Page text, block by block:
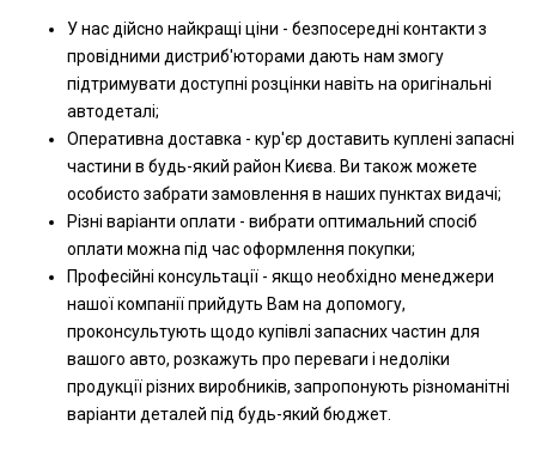
У нас дійсно найкращі ціни - безпосередні контакти з
провідними дистриб'юторами дають нам змогу
підтримувати доступні розцінки навіть на оригінальні
автодеталі;
Оперативна доставка - кур'єр доставить куплені запасні
частини в будь-який район Києва. Ви також можете
особисто забрати замовлення в наших пунктах видачі;
Різні варіанти оплати - вибрати оптимальний спосіб
оплати можна під час оформлення покупки;
Професійні консультації - якщо необхідно менеджери
нашої компанії прийдуть Вам на допомогу,
проконсультують щодо купівлі запасних частин для
вашого авто, розкажуть про переваги і недоліки
продукції різних виробників, запропонують різноманітні
варіанти деталей під будь-який бюджет.